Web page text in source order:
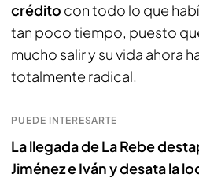
crédito con todo lo que
tan poco tiempo, puesto
mucho salir y su vida ahora
totalmente radical.
PUEDE INTERESARTE
La llegada de La Rebe
Jiménez e Iván y desata la